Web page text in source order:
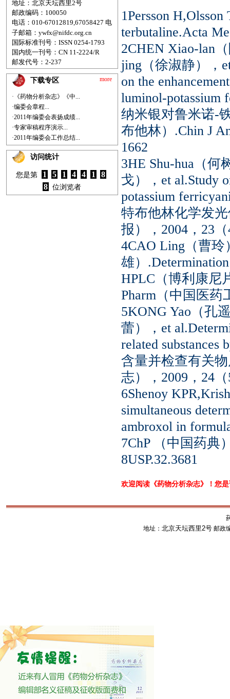
地址：北京天坛西里2号
邮政编码：100050
电话：010-67012819,67058427 电
子邮箱： ywfx@nifdc.org.cn
国际标准刊号：ISSN 0254-1793
国内统一刊号：CN 11-2224/R
邮发代号：2-237
下载专区 more
·《药物分析杂志》《中...
·编委会章程...
·2011年编委会表扬成绩...
·专家审稿程序演示...
·2011年编委会工作总结...
访问统计
您是第 1 5 1 4 4 1
8
8 位浏览者
1Persson
terbutaline.Acta
2CHEN Xiao-lan
jing（徐淑静），
on the
luminol-potassium
纳米银对鲁米诺-
布他林）.Chin J
1662
3HE Shu-hua（
戈），et al.Study
potassium
特布他林化学发
报），2004，23
4CAO Ling（曹玲
雄）
HPLC（博利康尼
Pharm（中国医药
5KONG Yao（孔
蕾），et
related
含量并检查有关物
志），2009，24
6Shenoy
simultaneous
ambroxol in
7ChP （中国药典
8USP.32.3681
欢迎阅读《药物分析杂志》！您
地址： 北京天坛西里2号邮政